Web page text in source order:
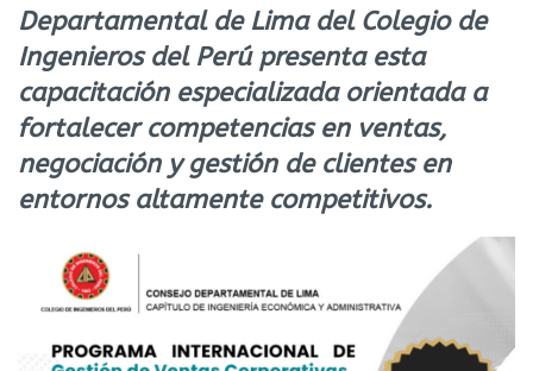
Departamental de Lima del Colegio de
Ingenieros del Perú presenta esta
capacitación especializada orientada a
fortalecer competencias en ventas,
negociación y gestión de clientes en
entornos altamente competitivos.